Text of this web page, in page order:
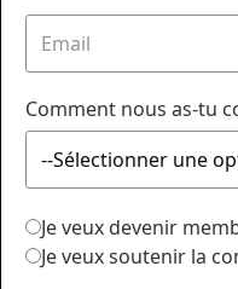
Comment nous as-tu
Je veux devenir
Je veux soutenir la